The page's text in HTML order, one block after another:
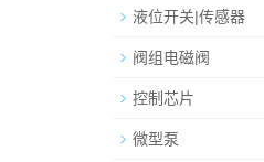
液位开关|传感器
阀组电磁阀
控制芯片
微型泵